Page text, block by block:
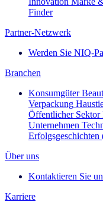
Finder
Partner-Netzwerk
Werden Sie NIQ-
Branchen
Konsumgüter
Verpackung
Öffentlicher Sektor
Unternehmen
Erfolgsgeschichten
Über uns
Kontaktieren Sie
Karriere